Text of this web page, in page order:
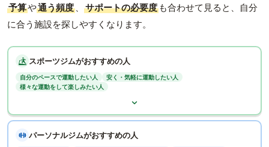
予算や通う頻度 、 サポートの必要度 も合わせて見ると、自分
に合う施設を探しやすくなります。
スポーツジムがおすすめの人
自分のペースで運動したい人
安く・気軽に運動したい人
様々な運動をして楽しみたい人
パーソナルジムがおすすめの人